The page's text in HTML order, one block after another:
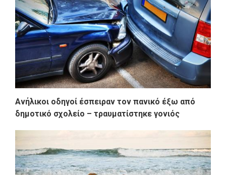
Ανήλικοι οδηγοί έσπειραν τον πανικό έξω από
δημοτικό σχολείο – τραυματίστηκε γονιός